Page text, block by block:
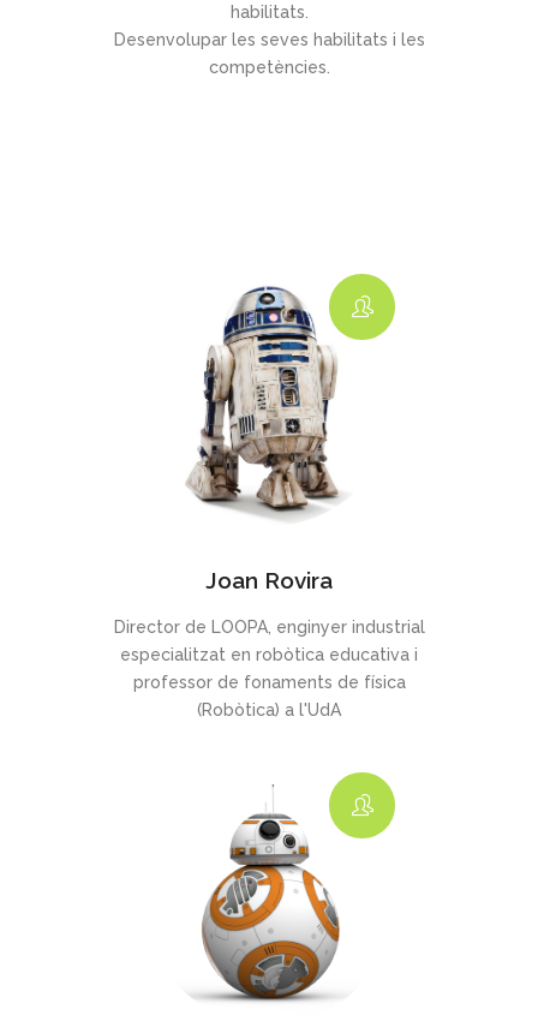
habilitats.
Desenvolupar les seves habilitats i les
competències.
Joan Rovira
Director de LOOPA, enginyer industrial
especialitzat en robòtica educativa i
professor de fonaments de física
(Robòtica) a l'UdA